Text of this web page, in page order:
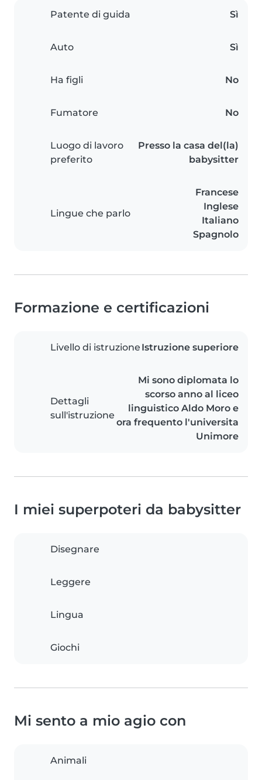
Patente di guida Sì
Auto Sì
Ha figli No
Fumatore No
Luogo di lavoro
preferito
Presso la casa del(la)
babysitter
Lingue che parlo
Francese
Inglese
Italiano
Spagnolo
Formazione e certificazioni
Livello di istruzione Istruzione superiore
Dettagli
sull'istruzione
Mi sono diplomata lo
scorso anno al liceo
linguistico Aldo Moro e
ora frequento l'universita
Unimore
I miei superpoteri da babysitter
Disegnare
Leggere
Lingua
Giochi
Mi sento a mio agio con
Animali